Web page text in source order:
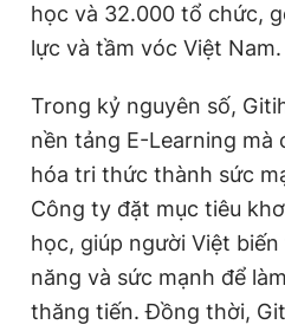
học và 32.000 tổ chức,
lực và tầm vóc Việt Nam.
Trong kỷ nguyên số,
nền tảng E-Learning mà
hóa tri thức thành sức
Công ty đặt mục tiêu
học, giúp người Việt
năng và sức mạnh để
thăng tiến. Đồng thời,